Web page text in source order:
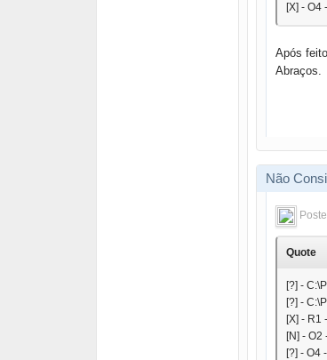
[X] - O4
Após
Abraços.
Não
Quote
[?] -
[?] -
[X] - R1
[N] -
[?] - O4